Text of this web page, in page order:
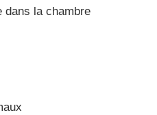
la chambre